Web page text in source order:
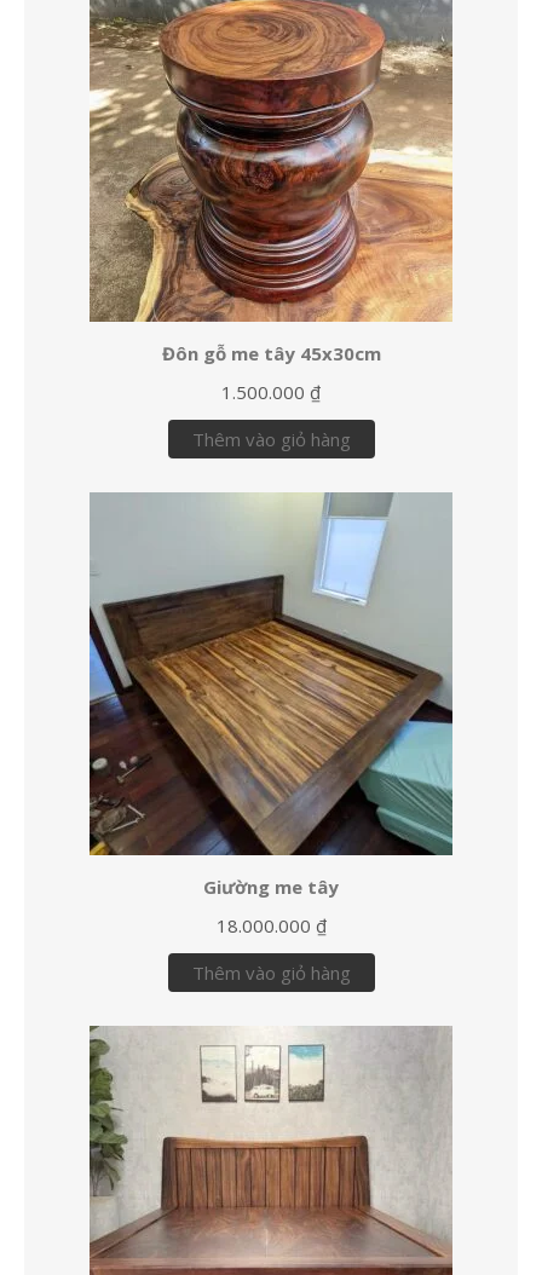
Đôn gỗ me tây 45x30cm
1.500.000 ₫
Thêm vào giỏ hàng
Giường me tây
18.000.000 ₫
Thêm vào giỏ hàng